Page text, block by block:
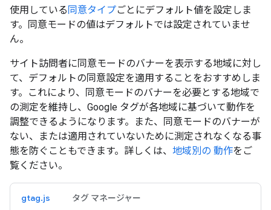
使用している 同意タイプごとにデフォルト値を設定しま
す。同意モードの値はデフォルトでは設定されていませ
ん。
サイト訪問者に同意モードのバナーを表示する地域に対し
て、デフォルトの同意設定を適用することをおすすめしま
す。これにより、同意モードのバナーを必要とする地域で
の測定を維持し、Google タグが各地域に基づいて動作を
調整できるようになります。また、同意モードのバナーが
ない、または適用されていないために測定されなくなる事
態を防ぐこともできます。詳しくは、 地域別の 動作をご
覧ください。
gtag.js タグ マネージャー